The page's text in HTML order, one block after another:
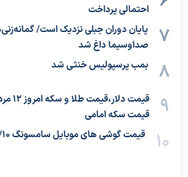
احتمالی پرداخت
پایان دوران جبلی نزدیک است/
صداوسیما داغ شد
بمب پرسپولیس خنثی شد
قیمت
قیمت سکه امامی
قیمت گوشی های موبایل سامسونگ 1405/05/10